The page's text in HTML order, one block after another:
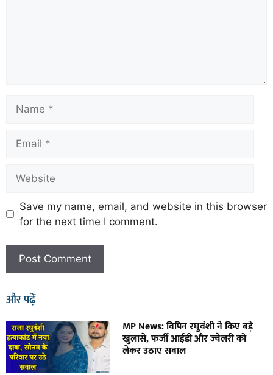
Save my name, email, and website in this browser
for the next time I comment.
और पढ़ें
MP News: विपिन रघुवंशी ने किए बड़े
खुलासे, फर्जी आईडी और ज्वेलरी को
लेकर उठाए सवाल